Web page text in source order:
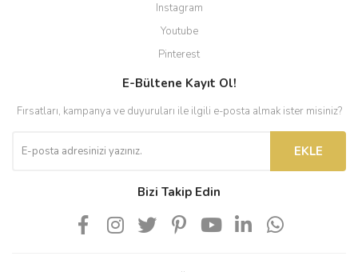
Instagram
Youtube
Pinterest
E-Bültene Kayıt Ol!
Fırsatları, kampanya ve duyuruları ile ilgili e-posta almak ister misiniz?
EKLE
Bizi Takip Edin